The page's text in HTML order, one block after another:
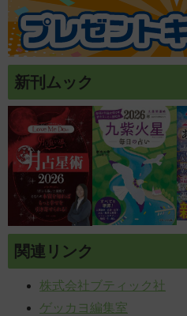
新刊ムック
関連リンク
株式会社ブティック社
ゲッカヨ編集室